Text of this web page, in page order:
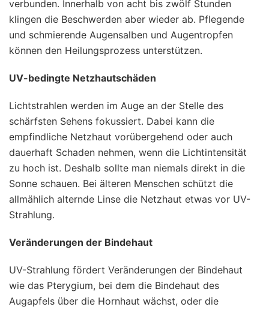
verbunden. Innerhalb von acht bis zwölf Stunden
klingen die Beschwerden aber wieder ab. Pflegende
und schmierende Augensalben und Augentropfen
können den Heilungsprozess unterstützen.
UV-bedingte Netzhautschäden
Lichtstrahlen werden im Auge an der Stelle des
schärfsten Sehens fokussiert. Dabei kann die
empfindliche Netzhaut vorübergehend oder auch
dauerhaft Schaden nehmen, wenn die Lichtintensität
zu hoch ist. Deshalb sollte man niemals direkt in die
Sonne schauen. Bei älteren Menschen schützt die
allmählich alternde Linse die Netzhaut etwas vor UV-
Strahlung.
Veränderungen der Bindehaut
UV-Strahlung fördert Veränderungen der Bindehaut
wie das Pterygium, bei dem die Bindehaut des
Augapfels über die Hornhaut wächst, oder die